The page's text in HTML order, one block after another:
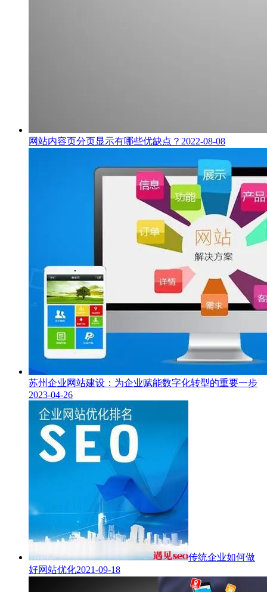
网站内容页分页显示有哪些优缺点？ 2022-08-08
苏州企业网站建设：为企业赋能数字化转型的重要一步
2023-04-26
传统企业如何做
好网站优化2021-09-18